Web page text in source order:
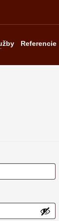
Referencie